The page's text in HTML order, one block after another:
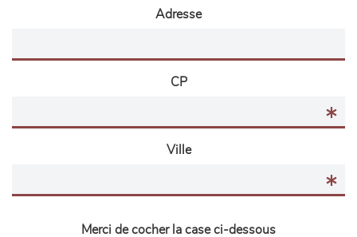
Adresse
CP
Ville
Merci de cocher la case ci-dessous